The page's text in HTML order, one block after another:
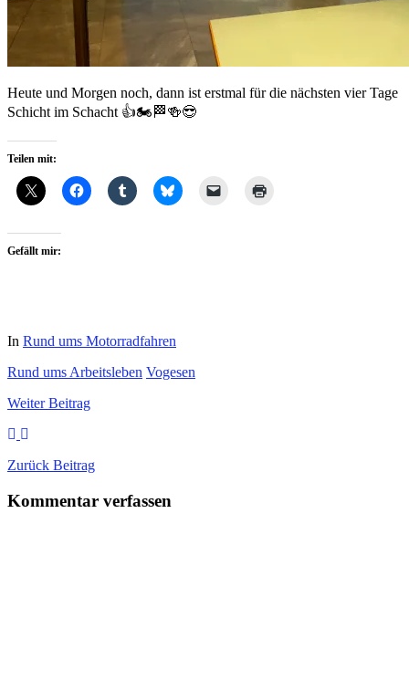
Heute und Morgen noch, dann ist erstmal für die nächsten vier Tage
Schicht im Schacht 👍🏍🏁🍻😎
Teilen mit:
Gefällt mir:
In Rund ums Motorradfahren
Rund ums Arbeitsleben Vogesen
WeiterBeitrag
Zurück Beitrag
Kommentar verfassen